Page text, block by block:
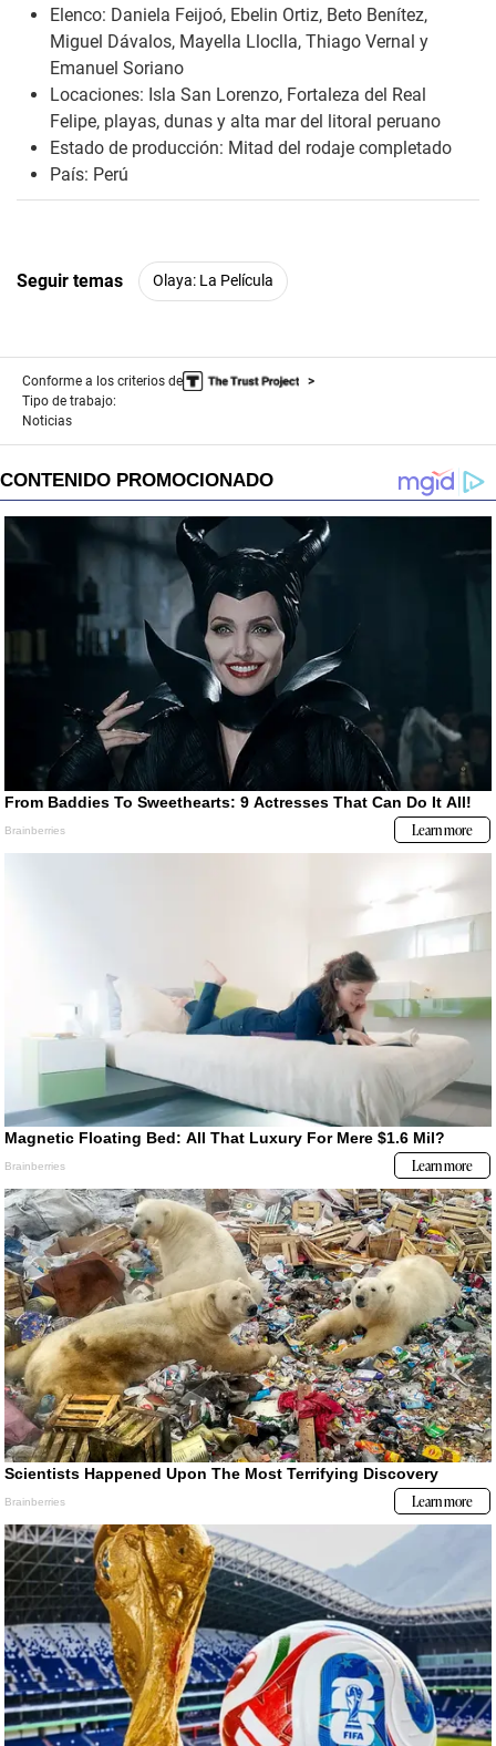
Elenco: Daniela Feijoó, Ebelin Ortiz, Beto Benítez,
Miguel Dávalos, Mayella Lloclla, Thiago Vernal y
Emanuel Soriano
Locaciones: Isla San Lorenzo, Fortaleza del Real
Felipe, playas, dunas y alta mar del litoral peruano
Estado de producción: Mitad del rodaje completado
País: Perú
Seguir temas Olaya: La Película
Conforme a los criterios de
Tipo de trabajo:
Noticias